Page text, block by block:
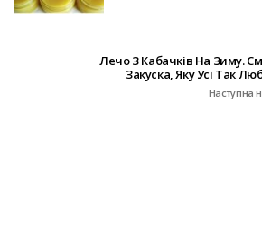
Лечо З Кабачків На Зиму.
Закуска, Яку Усі Так
Наступна